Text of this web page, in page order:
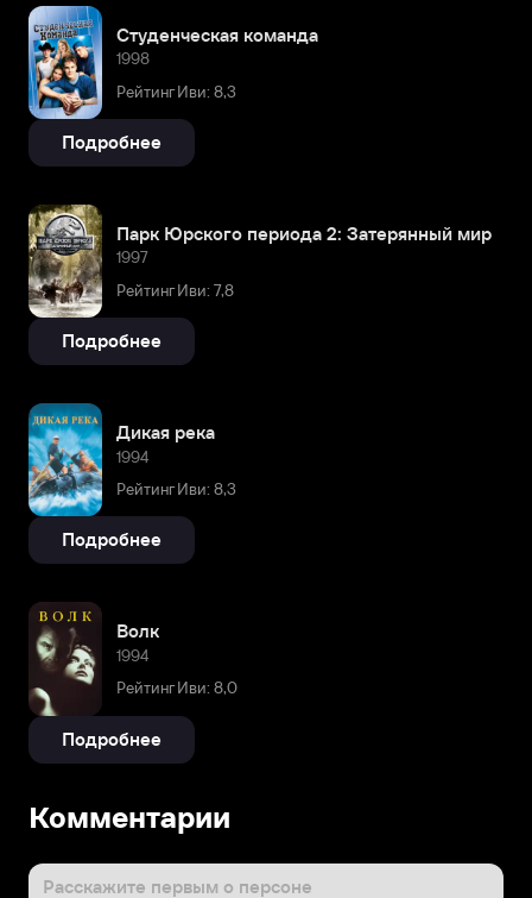
Студенческая команда
1998
Рейтинг Иви: 8,3
Подробнее
Парк Юрского периода 2: Затерянный мир
1997
Рейтинг Иви: 7,8
Подробнее
Дикая река
1994
Рейтинг Иви: 8,3
Подробнее
Волк
1994
Рейтинг Иви: 8,0
Подробнее
Комментарии
Расскажите первым о персоне